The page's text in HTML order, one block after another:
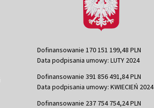
Dofinansowanie 170 151 199,48 PLN
Data podpisania umowy: LUTY 2024
Dofinansowanie 391 856 491,84 PLN
Data podpisania umowy: KWIECIEŃ 2024
Dofinansowanie 237 754 754,24 PLN